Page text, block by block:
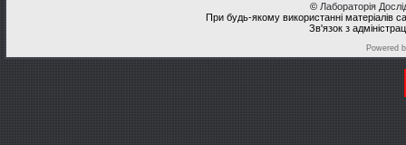
© Лабораторія
При будь-якому використанні матеріалів
Зв'язок з
Powered